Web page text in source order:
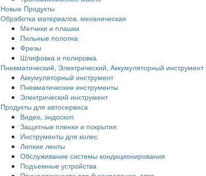
Новые Продукты
Обработка материалов, механическая
Метчики и плашки
Пильные полотна
Фрезы
Шлифовка и полировка
Пневматический, Электрический, Аккумуляторный инструмент
Аккумуляторный инструмент
Пневматические инструменты
Электрический инструмент
Продукты для автосервиса
Видео, эндоскоп
Защитные пленки и покрытия
Инструменты для колес
Липкие ленты
Обслуживание системы кондиционирования
Подъемные устройства